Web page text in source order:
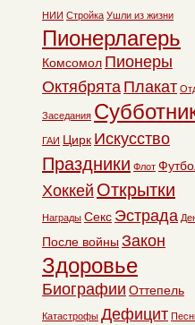
НИИ Стройка Ушли из жизни
Пионерлагерь
Комсомол Пионеры
Октябрята Плакат
Заседания
ГАИ Цирк Искусство
Праздники Флот
Хоккей Открытки
Награды Секс Эстрада
После войны Закон
Здоровье
Биографии Оттепель
Катастрофы Дефицит